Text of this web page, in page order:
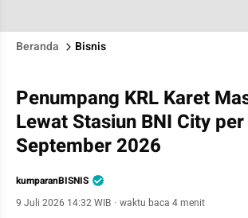
Beranda Bisnis
Penumpang KRL Karet
Lewat Stasiun BNI City
September 2026
kumparanBISNIS
9 Juli 2026 14:32 WIB · waktu baca 4 menit